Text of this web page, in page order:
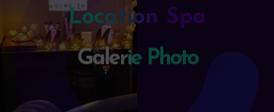
Location Spa
Galerie Photo